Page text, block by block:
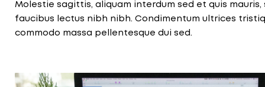
Molestie sagittis, aliquam interdum sed et quis
faucibus lectus nibh nibh. Condimentum ultrices
commodo massa pellentesque dui sed.